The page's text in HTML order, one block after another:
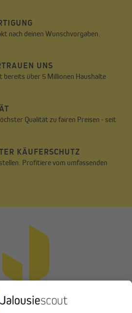
nach deinen Wunschvorgaben.
UNS
bereits über 5 Millionen Haushalte
Qualität zu fairen Preisen - seit
KÄUFERSCHUTZ
Profitiere vom umfassenden